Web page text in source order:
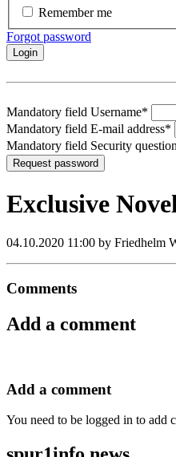
Remember me
Forgot password
Login
Mandatory field Username*
Mandatory field E-mail address*
Mandatory field Security
Request password
Exclusive
04.10.2020 11:00 by Friedhelm
Comments
Add a comment
Add a comment
You need to be logged in to add